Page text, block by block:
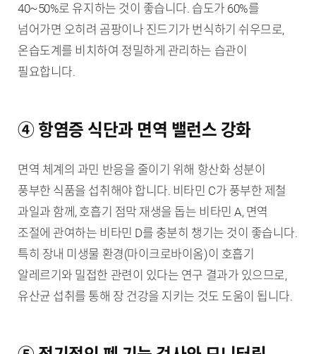
40~50%로 유지하는 것이 좋습니다. 습도가 60%를
넘어가면 오히려 곰팡이나 진드기가 번식하기 쉬우므로,
온습도계를 비치하여 정밀하게 관리하는 습관이
필요합니다.
④ 항염증 식단과 면역 밸런스 강화
면역 체계의 과민 반응을 줄이기 위해 항산화 성분이
풍부한 식품을 섭취해야 합니다. 비타민 C가 풍부한 제철
과일과 함께, 호흡기 점막 재생을 돕는 비타민 A, 면역
조절에 관여하는 비타민 D를 충분히 챙기는 것이 좋습니다.
특히 장내 미생물 환경(마이크로바이옴)이 호흡기
알레르기와 밀접한 관련이 있다는 연구 결과가 있으므로,
유산균 섭취를 통해 장 건강을 지키는 것도 도움이 됩니다.